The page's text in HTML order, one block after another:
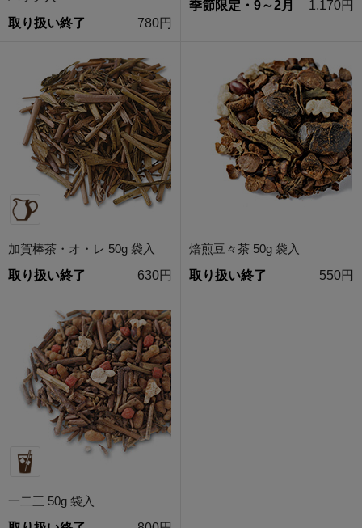
取り扱い終了
780円
季節限定・9～2月
1,170円
加賀棒茶・オ・レ 50g 袋入
取り扱い終了
630円
焙煎豆々茶 50g 袋入
取り扱い終了
550円
一二三 50g 袋入